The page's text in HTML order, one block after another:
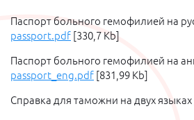
Паспорт больного гемофилией на
passport.pdf [330,7 Kb]
Паспорт больного гемофилией на
passport_eng.pdf [831,99 Kb]
Справка для таможни на двух языках